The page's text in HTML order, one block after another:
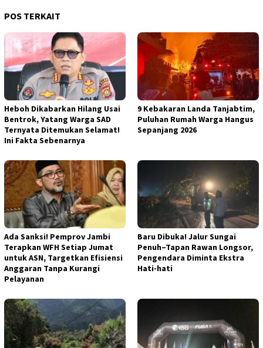
POS TERKAIT
Heboh Dikabarkan Hilang Usai
Bentrok, Yatang Warga SAD
Ternyata Ditemukan Selamat!
Ini Fakta Sebenarnya
9 Kebakaran Landa Tanjabtim,
Puluhan Rumah Warga Hangus
Sepanjang 2026
Ada Sanksi! Pemprov Jambi
Terapkan WFH Setiap Jumat
untuk ASN, Targetkan Efisiensi
Anggaran Tanpa Kurangi
Pelayanan
Baru Dibuka! Jalur Sungai
Penuh–Tapan Rawan Longsor,
Pengendara Diminta Ekstra
Hati-hati